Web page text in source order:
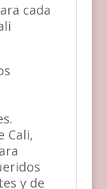
cada
Cali,
y de